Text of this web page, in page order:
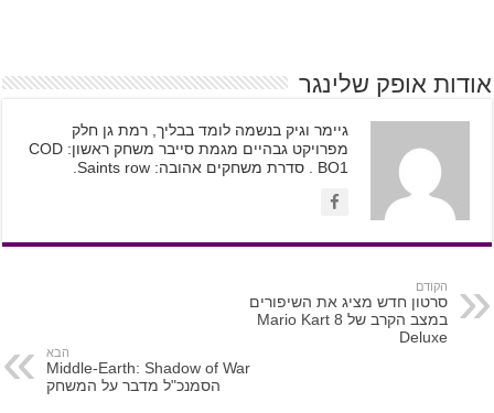
אודות אופק שלינגר
גיימר וגיק בנשמה לומד בבליך, רמת גן חלק
מפרויקט גבהיים מגמת סייבר משחק ראשון: COD
BO1 . סדרת משחקים אהובה: Saints row.
הקודם
סרטון חדש מציג את השיפורים
במצב הקרב של Mario Kart 8
Deluxe
הבא
Middle-Earth: Shadow of War
הסמנכ"ל מדבר על המשחק